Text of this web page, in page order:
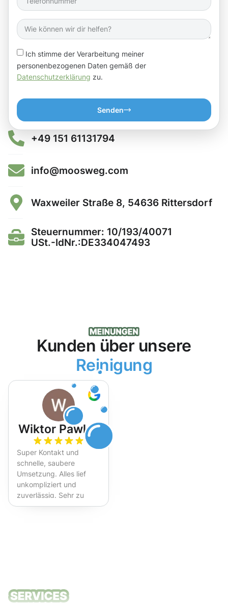
Ich stimme der Verarbeitung meiner
personenbezogenen Daten gemäß der
Datenschutzerklärung zu.
Senden
+49 151 61131794
info@moosweg.com
Waxweiler Straße 8, 54636 Rittersdorf
Steuernummer: 10/193/40071
USt.-IdNr.:DE334047493
Kunden über unsere
Reinigung
Wiktor Pawlak
Super Kontakt und
schnelle, saubere
Umsetzung. Alles lief
unkompliziert und
zuverlässig. Sehr zu
empfehlen!